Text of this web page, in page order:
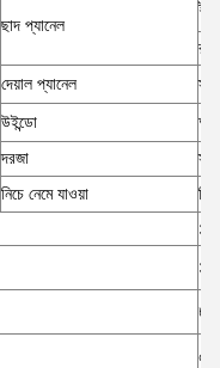
ছাদ প্যানেল
রক
দেয়াল প্যানেল
উইন্ডো
দরজা
নিচে নেমে যাওয়া
১২
৫০